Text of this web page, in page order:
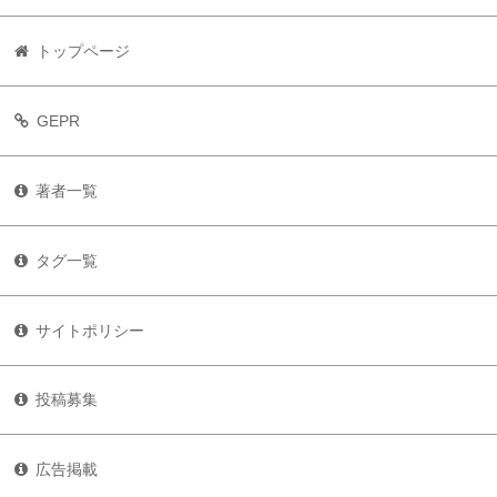
トップページ
GEPR
著者一覧
タグ一覧
サイトポリシー
投稿募集
広告掲載